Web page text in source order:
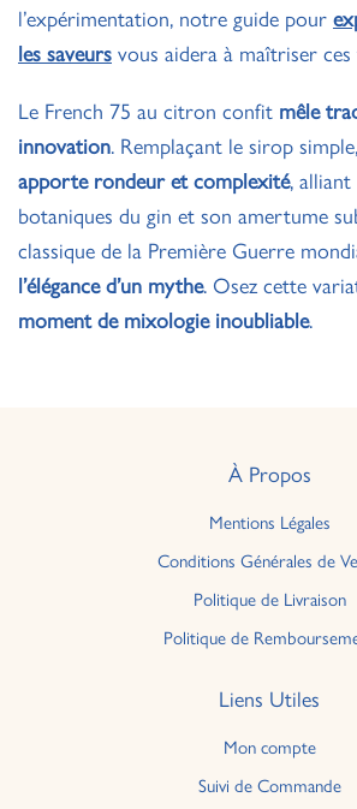
l’expérimentation, notre guide pour
les saveurs vous aidera à maîtriser ces
Le French 75 au citron confit mêle
innovation. Remplaçant le sirop
apporte rondeur et complexité, alliant
botaniques du gin et son amertume
classique de la Première Guerre
l’élégance d’un mythe. Osez cette
moment de mixologie inoubliable.
À Propos
Mentions Légales
Conditions Générales de
Politique de Livraison
Politique de
Liens Utiles
Mon compte
Suivi de Commande